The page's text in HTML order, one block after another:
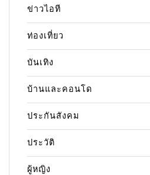
ข่าวไอที
ท่องเที่ยว
บันเทิง
บ้านและคอนโด
ประกันสังคม
ประวัติ
ผู้หญิง